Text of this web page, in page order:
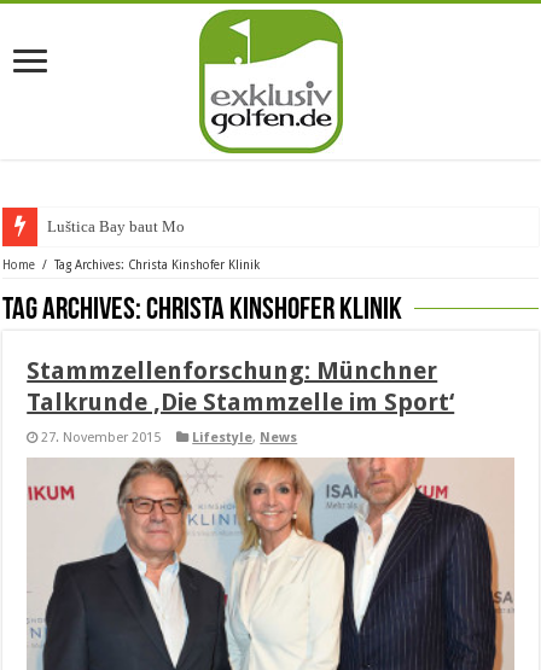
Luštica Bay baut Monteneg
Home / Tag Archives: Christa Kinshofer Klinik
Tag Archives:Christa Kinshofer Klinik
Stammzellenforschung: Münchner
Talkrunde ‚Die Stammzelle im Sport‘
27. November 2015 Lifestyle, News